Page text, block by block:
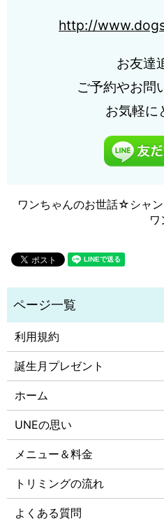
http://
お友達
ご予約やお問
お気軽に
ワンちゃんのお世話☆シャ
利用規約
誕生月プレゼント
ホーム
UNEの思い
メニュー＆料金
トリミングの流れ
よくある質問